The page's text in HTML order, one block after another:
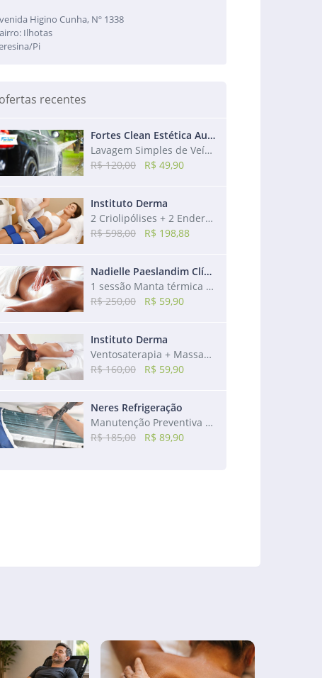
Higino Cunha, Nº 1338
Ilhotas
Pi
ofertas recentes
Fortes Clean Estética Automotiva
Lavagem Simples de Veículo + Aspiração + Higienização dos Bancos + Revitalização
R$ 120,00
R$ 49,90
Instituto Derma
2 Criolipólises + 2 Endermos + 2 Drenagens + 2 Modeladoras + 2 Utrassons
R$ 598,00
R$ 198,88
Nadielle Paeslandim Clínica de Estética
1 sessão Manta térmica + 1 sessão de Massagem redutora + 1 sessão de Drenagem
R$ 250,00
R$ 59,90
Instituto Derma
Ventosaterapia + Massagem Relaxante + Bônus: Massagem Craniana
R$ 160,00
R$ 59,90
Neres Refrigeração
Manutenção Preventiva de ar-condicionado de 7.500 a 24.000 btus
R$ 185,00
R$ 89,90